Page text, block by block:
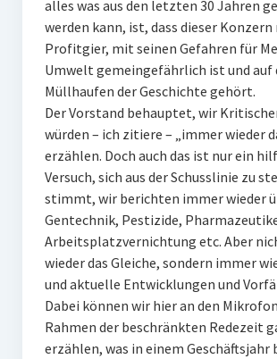
alles was aus den letzten 30 Jahren
werden kann, ist, dass dieser
Profitgier, mit seinen Gefahren für
Umwelt gemeingefährlich ist und auf
Müllhaufen der Geschichte gehört.
Der Vorstand behauptet, wir
würden – ich zitiere – „immer wieder
erzählen. Doch auch das ist nur ein
Versuch, sich aus der Schusslinie zu
stimmt, wir berichten immer wieder
Gentechnik, Pestizide,
Arbeitsplatzvernichtung etc. Aber
wieder das Gleiche, sondern immer
und aktuelle Entwicklungen und
Dabei können wir hier an den
Rahmen der beschränkten Redezeit
erzählen, was in einem Geschäftsjahr